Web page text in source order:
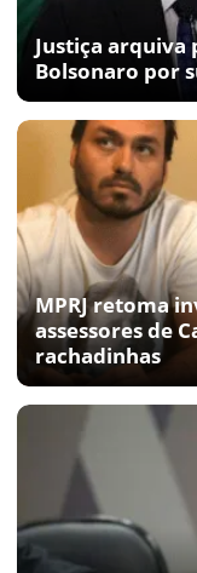
Justiça arquiva
Bolsonaro por
MPRJ retoma
assessores de
rachadinhas